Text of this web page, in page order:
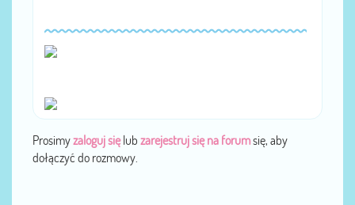
Prosimyzaloguj sięlub zarejestruj się na forumsię, aby
dołączyć do rozmowy.